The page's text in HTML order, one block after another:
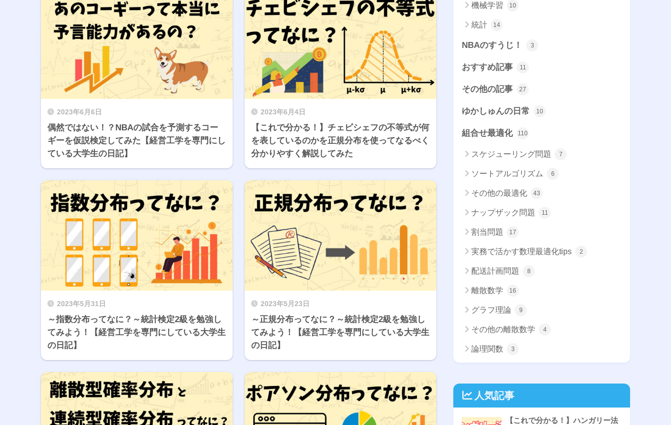
2023年6月6日
偶然ではない！？NBAの試合を予測するコー
ギーを仮説検定してみた【経営工学を専門にし
ている大学生の日記】
2023年6月4日
【これで分かる！】チェビシェフの不等式が何
を表しているのかを正規分布を使ってなるべく
分かりやすく解説してみた
2023年5月31日
～指数分布ってなに？～統計検定2級を勉強し
てみよう！【経営工学を専門にしている大学生
の日記】
2023年5月23日
～正規分布ってなに？～統計検定2級を勉強し
てみよう！【経営工学を専門にしている大学生
の日記】
機械学習 10
統計 14
NBAのすうじ！ 3
おすすめ記事 11
その他の記事 27
ゆかしゅんの日常 10
組合せ最適化 110
スケジューリング問題 7
ソートアルゴリズム 6
その他の最適化 43
ナップザック問題 11
割当問題 17
実務で活かす数理最適化tips 2
配送計画問題 8
離散数学 16
グラフ理論 9
その他の離散数学 4
論理関数 3
人気記事
【これで分かる！】ハンガリー法